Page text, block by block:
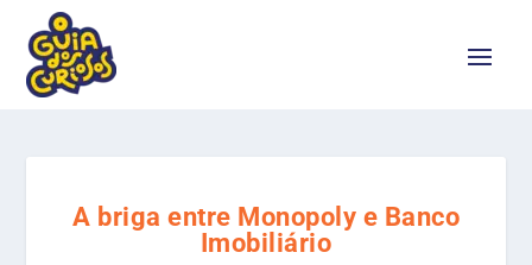
A briga entre Monopoly e Banco
Imobiliário